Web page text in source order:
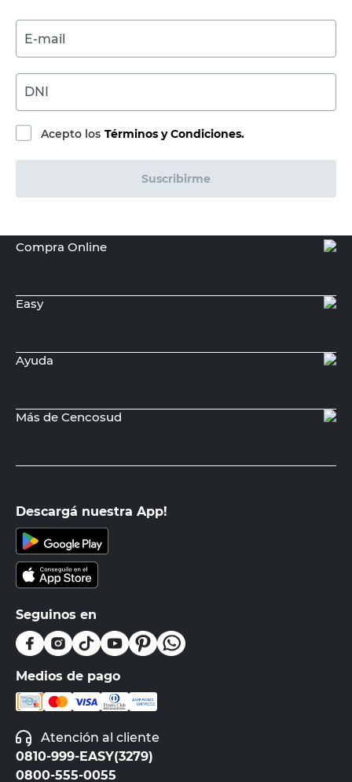
E-mail
DNI
Acepto los Términos y Condiciones.
Suscribirme
Compra Online
Easy
Ayuda
Más de Cencosud
Descargá nuestra App!
Seguinos en
Medios de pago
Atención al cliente
0810-999-EASY(3279)
0800-555-0055